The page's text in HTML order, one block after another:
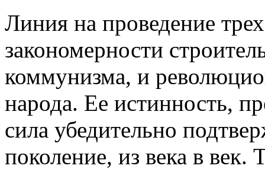
Линия на проведение
закономерности
коммунизма, и
народа. Ее истинность,
сила убедительно
поколение, из века в век.